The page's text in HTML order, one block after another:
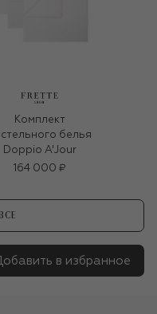
Комплект
белья
Doppio A'Jour
164 000 ₽
в избранное